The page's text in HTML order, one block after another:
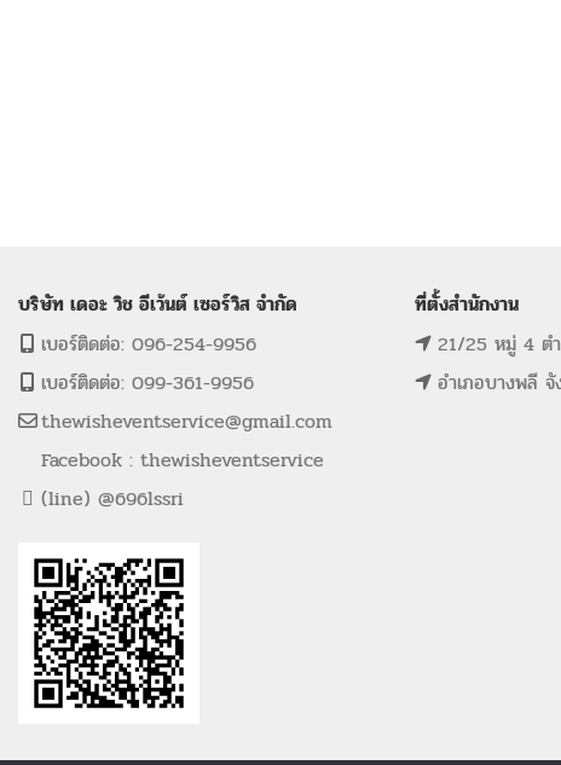
บริษัท เดอะ วิช อีเว้นต์ เซอร์วิส จำกัด
เบอร์ติดต่อ: 096-254-9956
เบอร์ติดต่อ: 099-361-9956
thewisheventservice@gmail.com
Facebook : thewisheventservice
(line) @696lssri
ที่ตั้งสำนักงาน
21/25 หมู่ 4 ต
อำเภอบางพลี